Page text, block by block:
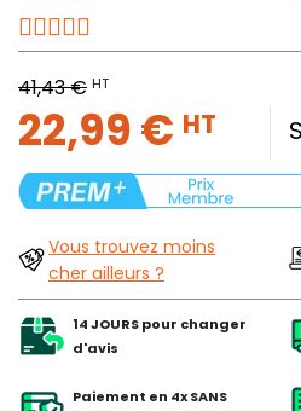
41,43 € HT
22,99 € HT
Vous trouvez moins
cher ailleurs ?
14 JOURS pour changer
d'avis
Paiement en 4x SANS